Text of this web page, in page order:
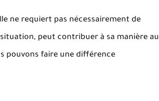
ne requiert pas nécessairement de
peut contribuer à sa manière au
pouvons faire une différence